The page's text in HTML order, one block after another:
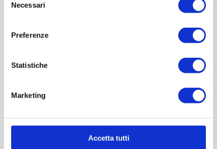
delNecessari
Preferenze
Statistiche
Marketing
Accetta tutti
CONTACT US